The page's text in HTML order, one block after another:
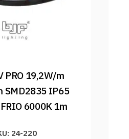
PRO 19,2W/m
SMD2835 IP65
6000K 1m
24-220